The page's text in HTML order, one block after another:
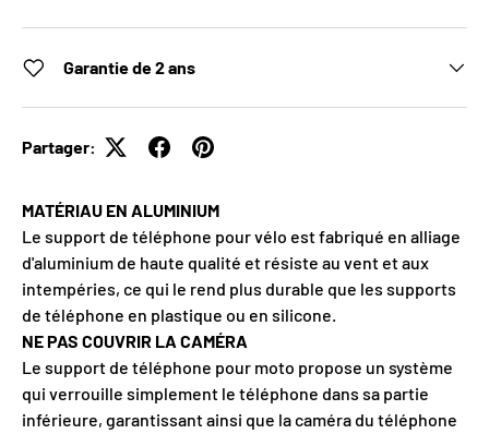
Garantie de 2 ans
Partager:
MATÉRIAU EN ALUMINIUM
Le support de téléphone pour vélo est fabriqué en alliage
d'aluminium de haute qualité et résiste au vent et aux
intempéries, ce qui le rend plus durable que les supports
de téléphone en plastique ou en silicone.
NE PAS COUVRIR LA CAMÉRA
Le support de téléphone pour moto propose un système
qui verrouille simplement le téléphone dans sa partie
inférieure, garantissant ainsi que la caméra du téléphone